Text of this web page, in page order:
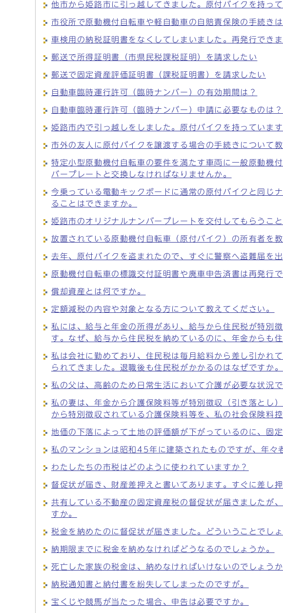
他市から姫路市に引っ越してきました。原付バイクを持っ
市役所で原動機付自転車や軽自動車の自賠責保険の手続きは
車検用の納税証明書をなくしてしまいました。再発行できま
郵送で所得証明書（市県民税課税証明）を請求したい
郵送で固定資産評価証明書（課税証明書）を請求したい
自動車臨時運行許可（臨時ナンバー）の有効期間は？
自動車臨時運行許可（臨時ナンバー）申請に必要なものは？
姫路市内で引っ越しをしました。原付バイクを持っていま
市外の友人に原付バイクを譲渡する場合の手続きについて教
特定小型原動機付自転車の要件を満たす車両に一般原動機
バープレートと交換しなければなりませんか。
今乗っている電動キックボードに通常の原付バイクと同じ
ることはできますか。
姫路市のオリジナルナンバープレートを交付してもらうこと
放置されている原動機付自転車（原付バイク）の所有者を教
去年、原付バイクを盗まれたので、すぐに警察へ盗難届を
原動機付自転車の標識交付証明書や廃車申告済書は再発行で
償却資産とは何ですか。
定額減税の内容や対象となる方について教えてください。
私には、給与と年金の所得があり、給与から住民税が特別
す。なぜ、給与から住民税を納めているのに、年金からも
私は会社に勤めており、住民税は毎月給料から差し引かれ
られてきました。退職後も住民税がかかるのはなぜですか。
私の父は、高齢のため日常生活において介護が必要な状況
私の妻は、年金から介護保険料等が特別徴収（引き落とし
から特別徴収されている介護保険料等を、私の社会保険料
地価の下落によって土地の評価額が下がっているのに、固
私のマンションは昭和45年に建築されたものですが、年々
わたしたちの市税はどのように使われていますか？
督促状が届き、財産差押えと書いてあります。すぐに差し
共有している不動産の固定資産税の督促状が届きましたが
すか。
税金を納めたのに督促状が届きました。どういうことでしょ
納期限までに税金を納めなければどうなるのでしょうか。
死亡した家族の税金は、納めなければいけないのでしょうか
納税通知書と納付書を紛失してしまったのですが。
宝くじや競馬が当たった場合、申告は必要ですか。